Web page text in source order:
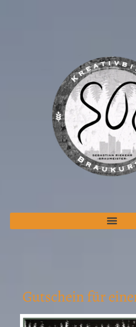
Gutschein für